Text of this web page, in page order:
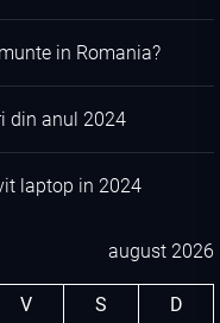
in Romania?
din anul 2024
laptop in 2024
august 2026
V S
D